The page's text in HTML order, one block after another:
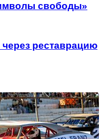
свободы»
реставрацию